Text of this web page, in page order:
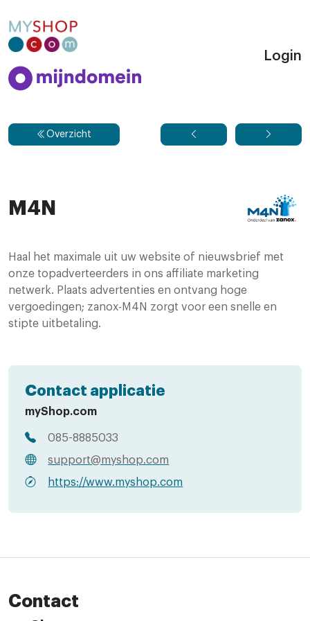
Login
Overzicht
M4N
Haal het maximale uit uw website of nieuwsbrief met
onze topadverteerders in ons affiliate marketing
netwerk. Plaats advertenties en ontvang hoge
vergoedingen; zanox-M4N zorgt voor een snelle en
stipte uitbetaling.
Contact applicatie
myShop.com
085-8885033
support@myshop.com
https://www.myshop.com
Contact